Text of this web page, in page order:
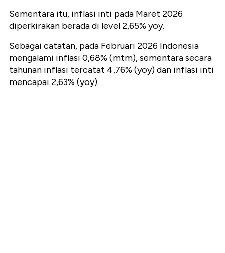
Sementara itu, inflasi inti pada Maret 2026
diperkirakan berada di level 2,65% yoy.
Sebagai catatan, pada Februari 2026 Indonesia
mengalami inflasi 0,68% (mtm), sementara secara
tahunan inflasi tercatat 4,76% (yoy) dan inflasi inti
mencapai 2,63% (yoy).